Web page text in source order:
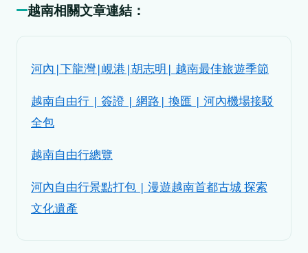
越南相關文章連結：
河內|下龍灣|峴港|胡志明| 越南最佳旅遊季節
越南自由行 | 簽證 | 網路| 換匯 | 河內機場接駁
全包
越南自由行總覽
河內自由行景點打包 | 漫遊越南首都古城 探索
文化遺產